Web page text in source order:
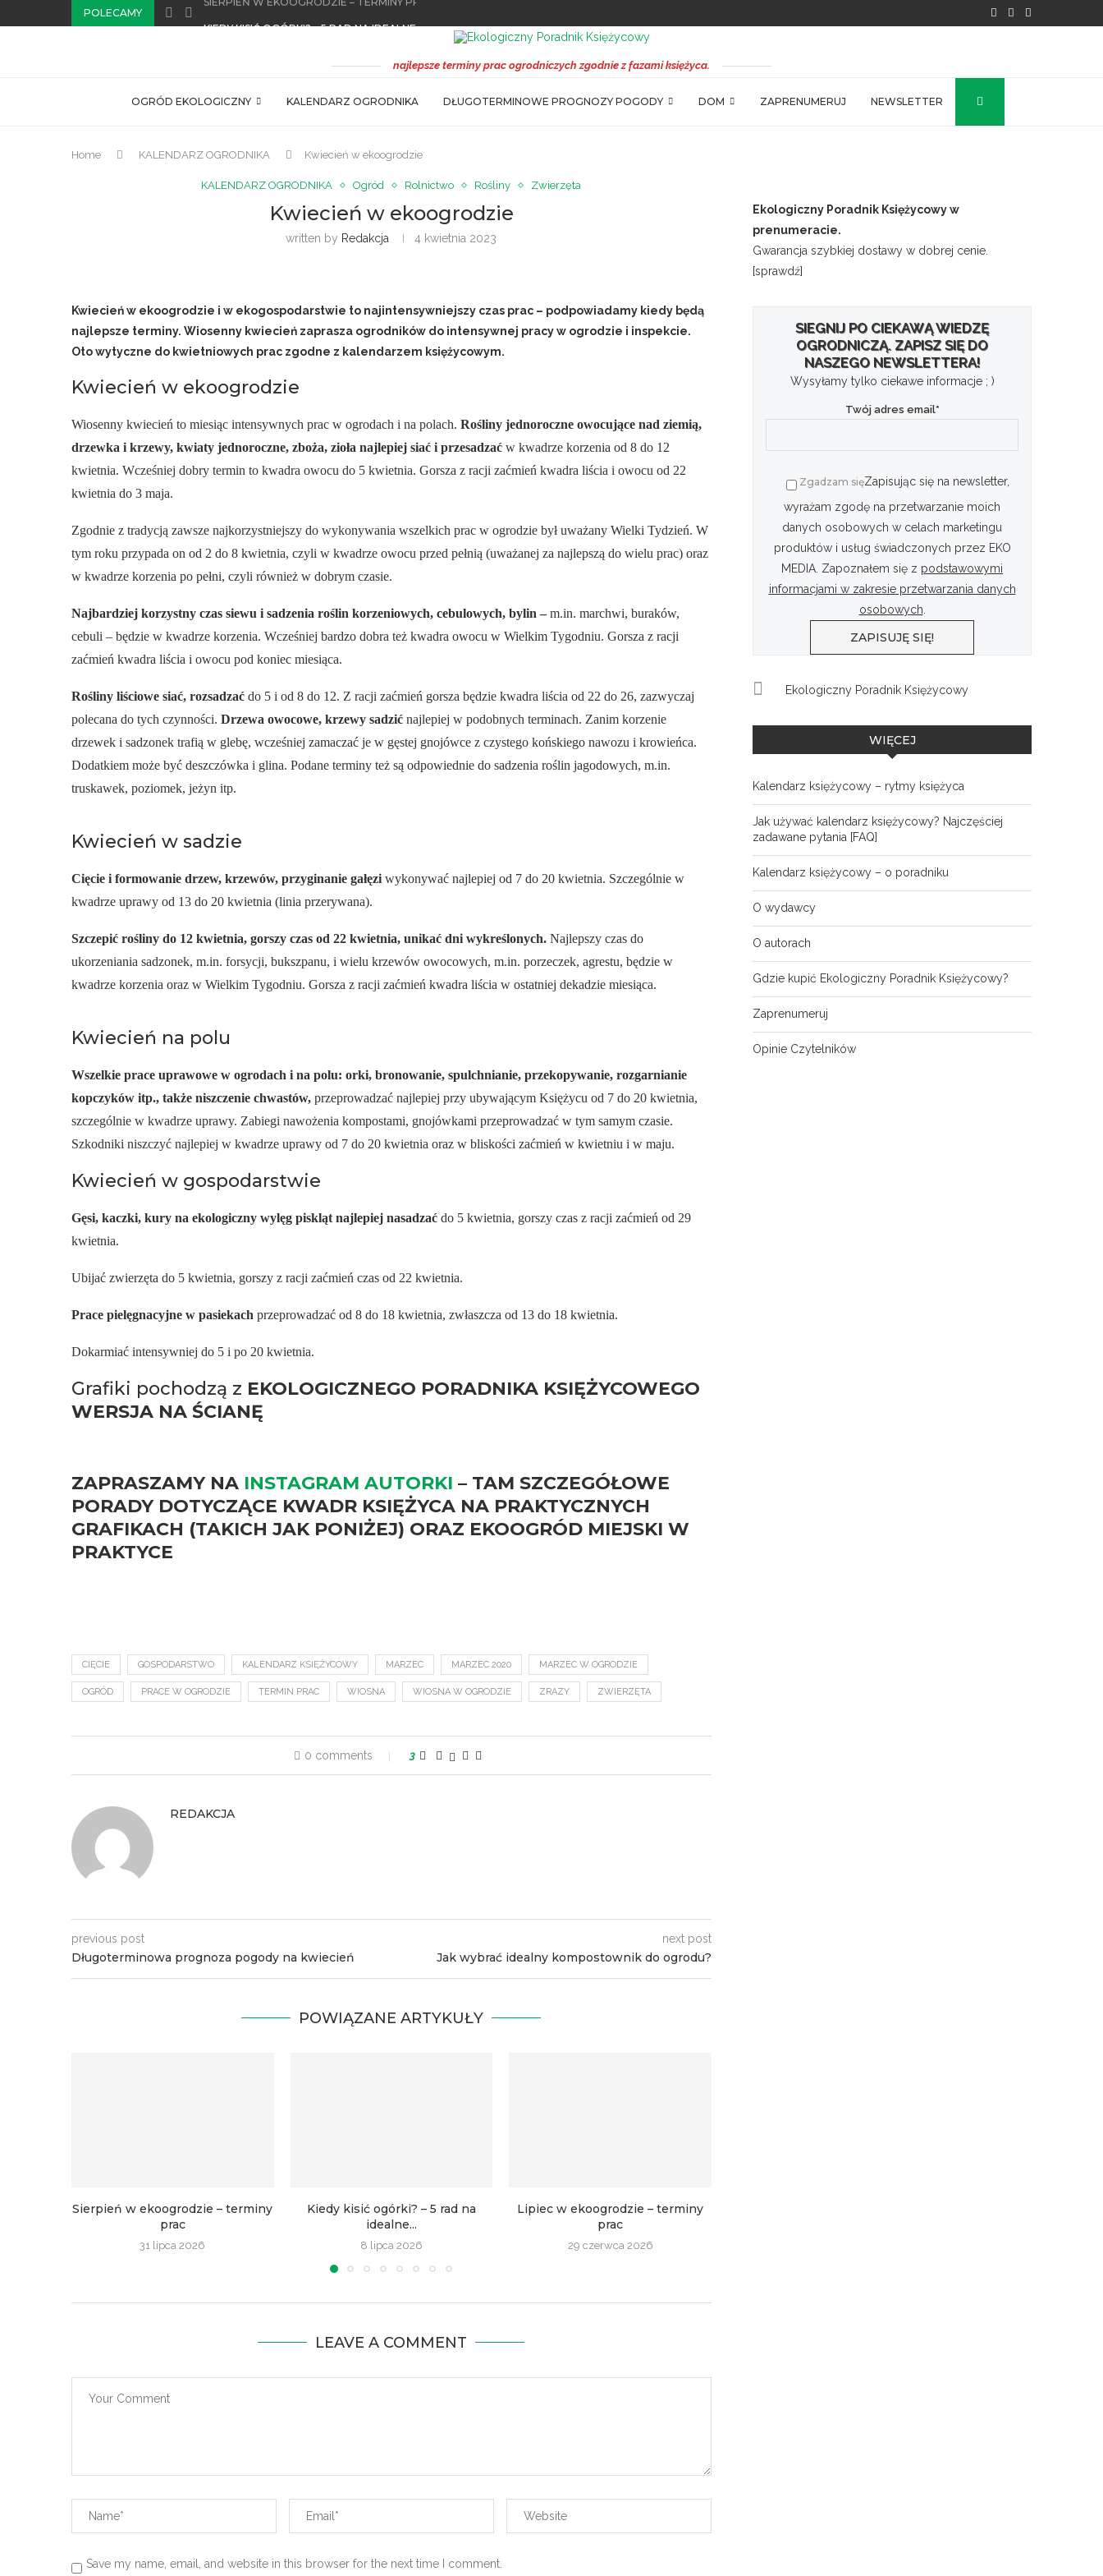
POLECAMY
PAŹDZIERNIK W EKOOGRODZIE – TERMINY PRAC
EKOLOGICZNY PORADNIK KSIĘŻYCOWY – NOWA EDYCJA JUŻ DOSTĘPNA
EKOLOGICZNY PORADNIK KSIĘŻYCOWY 2023 NOWOŚCI
najlepsze terminy prac ogrodniczych zgodnie z fazami księżyca.
OGRÓD EKOLOGICZNY KALENDARZ OGRODNIKA DŁUGOTERMINOWE PROGNOZY POGODY DOM ZAPRENUMERUJ NEWSLETTER
Home KALENDARZ OGRODNIKA Kwiecień w ekoogrodzie
KALENDARZ OGRODNIKA Ogród Rolnictwo Rośliny Zwierzęta
Kwiecień w ekoogrodzie
written by Redakcja 4 kwietnia 2023
Kwiecień w ekoogrodzie i w ekogospodarstwie to najintensywniejszy czas prac – podpowiadamy kiedy będą
najlepsze terminy. Wiosenny kwiecień zaprasza ogrodników do intensywnej pracy w ogrodzie i inspekcie.
Oto wytyczne do kwietniowych prac zgodne z kalendarzem księżycowym.
Kwiecień w ekoogrodzie
Wiosenny kwiecień to miesiąc intensywnych prac w ogrodach i na polach. Rośliny jednoroczne owocujące nad ziemią,
drzewka i krzewy, kwiaty jednoroczne, zboża, zioła najlepiej siać i przesadzać w kwadrze korzenia od 8 do 12
kwietnia. Wcześniej dobry termin to kwadra owocu do 5 kwietnia. Gorsza z racji zaćmień kwadra liścia i owocu od 22
kwietnia do 3 maja.
Zgodnie z tradycją zawsze najkorzystniejszy do wykonywania wszelkich prac w ogrodzie był uważany Wielki Tydzień. W
tym roku przypada on od 2 do 8 kwietnia, czyli w kwadrze owocu przed pełnią (uważanej za najlepszą do wielu prac) oraz
w kwadrze korzenia po pełni, czyli również w dobrym czasie.
Najbardziej korzystny czas siewu i sadzenia roślin korzeniowych, cebulowych, bylin – m.in. marchwi, buraków,
cebuli – będzie w kwadrze korzenia. Wcześniej bardzo dobra też kwadra owocu w Wielkim Tygodniu. Gorsza z racji
zaćmień kwadra liścia i owocu pod koniec miesiąca.
Rośliny liściowe siać, rozsadzać do 5 i od 8 do 12. Z racji zaćmień gorsza będzie kwadra liścia od 22 do 26, zazwyczaj
polecana do tych czynności. Drzewa owocowe, krzewy sadzić najlepiej w podobnych terminach. Zanim korzenie
drzewek i sadzonek trafią w glebę, wcześniej zamaczać je w gęstej gnojówce z czystego końskiego nawozu i krowieńca.
Dodatkiem może być deszczówka i glina. Podane terminy też są odpowiednie do sadzenia roślin jagodowych, m.in.
truskawek, poziomek, jeżyn itp.
Kwiecień w sadzie
Cięcie i formowanie drzew, krzewów, przyginanie gałęzi wykonywać najlepiej od 7 do 20 kwietnia. Szczególnie w
kwadrze uprawy od 13 do 20 kwietnia (linia przerywana).
Szczepić rośliny do 12 kwietnia, gorszy czas od 22 kwietnia, unikać dni wykreślonych. Najlepszy czas do
ukorzeniania sadzonek, m.in. forsycji, bukszpanu, i wielu krzewów owocowych, m.in. porzeczek, agrestu, będzie w
kwadrze korzenia oraz w Wielkim Tygodniu. Gorsza z racji zaćmień kwadra liścia w ostatniej dekadzie miesiąca.
Kwiecień na polu
Wszelkie prace uprawowe w ogrodach i na polu: orki, bronowanie, spulchnianie, przekopywanie, rozgarnianie
kopczyków itp., także niszczenie chwastów, przeprowadzać najlepiej przy ubywającym Księżycu od 7 do 20 kwietnia,
szczególnie w kwadrze uprawy. Zabiegi nawożenia kompostami, gnojówkami przeprowadzać w tym samym czasie.
Szkodniki niszczyć najlepiej w kwadrze uprawy od 7 do 20 kwietnia oraz w bliskości zaćmień w kwietniu i w maju.
Kwiecień w gospodarstwie
Gęsi, kaczki, kury na ekologiczny wylęg piskląt najlepiej nasadzać do 5 kwietnia, gorszy czas z racji zaćmień od 29
kwietnia.
Ubijać zwierzęta do 5 kwietnia, gorszy z racji zaćmień czas od 22 kwietnia.
Prace pielęgnacyjne w pasiekach przeprowadzać od 8 do 18 kwietnia, zwłaszcza od 13 do 18 kwietnia.
Dokarmiać intensywniej do 5 i po 20 kwietnia.
Grafiki pochodzą z EKOLOGICZNEGO PORADNIKA KSIĘŻYCOWEGO
WERSJA NA ŚCIANĘ
ZAPRASZAMY NA INSTAGRAM AUTORKI – TAM SZCZEGÓŁOWE
PORADY DOTYCZĄCE KWADR KSIĘŻYCA NA PRAKTYCZNYCH
GRAFIKACH (TAKICH JAK PONIŻEJ) ORAZ EKOOGRÓD MIEJSKI W
PRAKTYCE
CIĘCIE GOSPODARSTWO KALENDARZ KSIĘŻYCOWY MARZEC MARZEC 2020 MARZEC W OGRODZIE
OGRÓD PRACE W OGRODZIE TERMIN PRAC WIOSNA WIOSNA W OGRODZIE ZRAZY ZWIERZĘTA
0 comments 3
REDAKCJA
previous post
Długoterminowa prognoza pogody na kwiecień
next post
Jak wybrać idealny kompostownik do ogrodu?
POWIĄZANE ARTYKUŁY
Sierpień w ekoogrodzie – terminy
prac
31 lipca 2026
Kiedy kisić ogórki? – 5 rad na
idealne...
8 lipca 2026
Lipiec w ekoogrodzie – terminy
prac
29 czerwca 2026
LEAVE A COMMENT
Save my name, email, and website in this browser for the next time I comment.
Ekologiczny Poradnik Księżycowy w
prenumeracie.
Gwarancja szybkiej dostawy w dobrej cenie.
[sprawdź]
SIEGNIJ PO CIEKAWĄ WIEDZĘ
OGRODNICZĄ. ZAPISZ SIĘ DO
NASZEGO NEWSLETTERA!
Wysyłamy tylko ciekawe informacje ; )
Twój adres email*
Zgadzam sięZapisując się na newsletter,
wyrażam zgodę na przetwarzanie moich
danych osobowych w celach marketingu
produktów i usług świadczonych przez EKO
MEDIA. Zapoznałem się z podstawowymi
informacjami w zakresie przetwarzania danych
osobowych
Ekologiczny Poradnik Księżycowy
WIĘCEJ
Kalendarz księżycowy – rytmy księżyca
Jak używać kalendarz księżycowy? Najczęściej
zadawane pytania [FAQ]
Kalendarz księżycowy – o poradniku
O wydawcy
O autorach
Gdzie kupić Ekologiczny Poradnik Księżycowy?
Zaprenumeruj
Opinie Czytelników